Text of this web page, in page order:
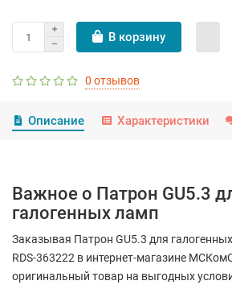
В корзину
0 отзывов
Описание Характеристики
Важное о Патрон GU5.3
галогенных ламп
Заказывая Патрон GU5.3 для
RDS-363222 в интернет-магазине
оригинальный товар на выгодных